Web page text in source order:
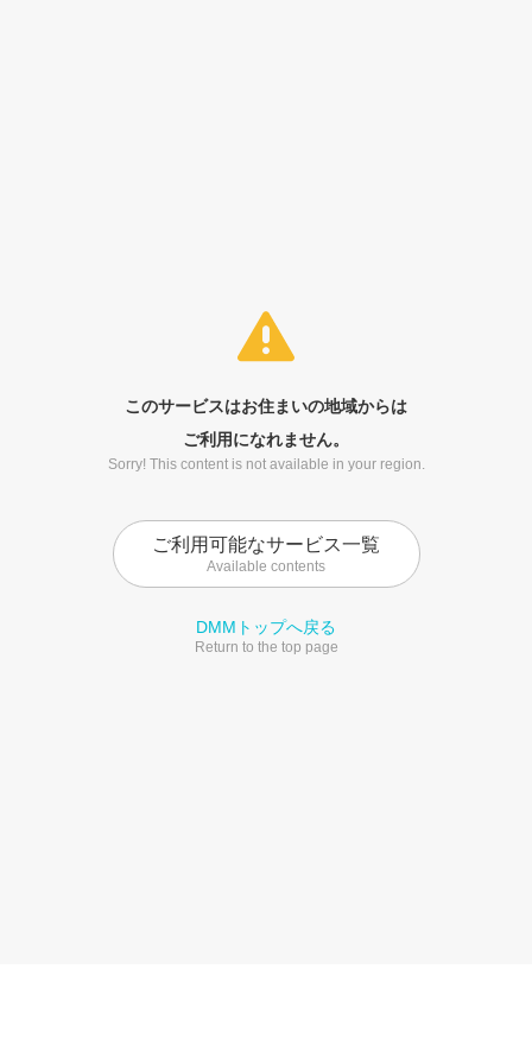
このサービスはお住まいの地域からは
ご利用になれません。
Sorry! This content is not available in your region.
ご利用可能なサービス一覧
Available contents
DMMトップへ戻る
Return to the top page